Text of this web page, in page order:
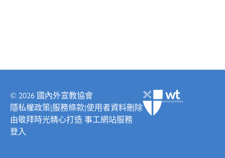
© 2026 國內外宣教協會
隱私權政策|服務條款|使用者資料刪除
由敬拜時光精心打造 事工網站服務
登入